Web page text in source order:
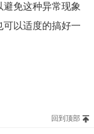
免这种异常现象
可以适度的搞好一
回到顶部